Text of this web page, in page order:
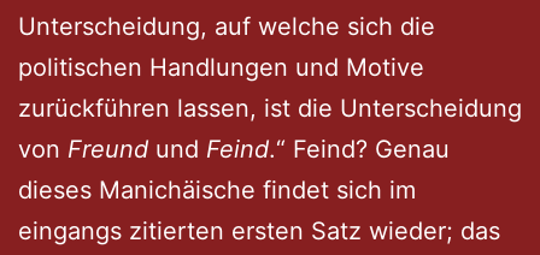
Unterscheidung, auf welche sich die
politischen Handlungen und Motive
zurückführen lassen, ist die Unterscheidung
von Freund und Feind.“ Feind? Genau
dieses Manichäische findet sich im
eingangs zitierten ersten Satz wieder; das